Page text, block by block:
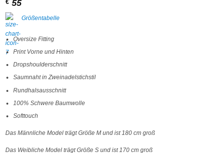
€55
Größentabelle
Oversize Fitting
Print Vorne und Hinten
Dropshoulderschnitt
Saumnaht in Zweinadelstichstil
Rundhalsausschnitt
100% Schwere Baumwolle
Softtouch
Das Männliche Model trägt Größe M und ist 180 cm groß
Das Weibliche Model trägt Größe S und ist 170 cm groß